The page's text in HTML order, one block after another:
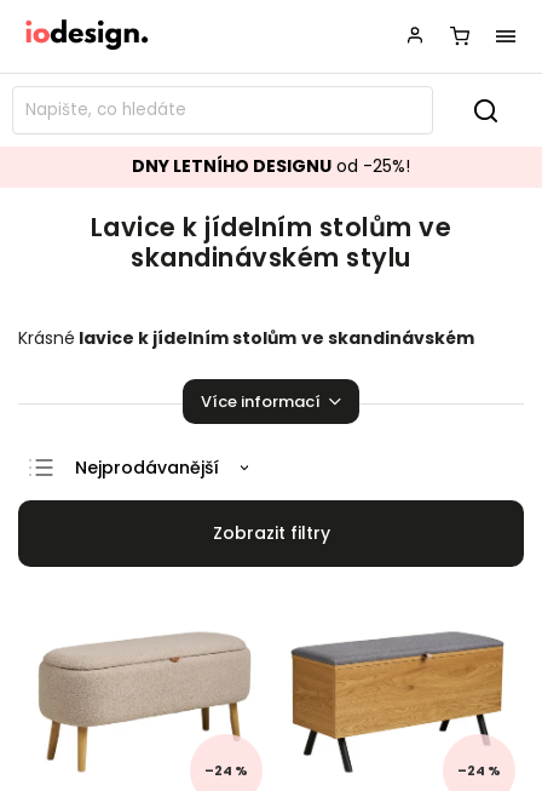
DNY LETNÍHO DESIGNU od -25%!
Lavice k jídelním stolům ve
skandinávském stylu
Krásné lavice k jídelním stolům ve skandinávském
zde z několika kusů. Je radost na nich sedět!
Více informací
Doporučujeme
Nejprodávanější
–24 % –24 %